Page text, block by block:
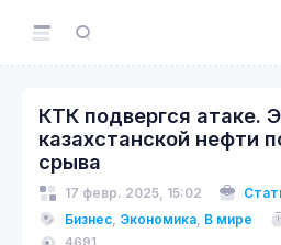
КТК подвергся атаке.
казахстанской нефти
срыва
17 февр. 2025, 15:02
Бизнес, Экономика, В мире
4691